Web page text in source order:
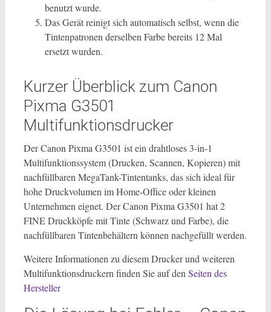
benutzt wurde.
Das Gerät reinigt sich automatisch selbst, wenn die
Tintenpatronen derselben Farbe bereits 12 Mal
ersetzt wurden.
Kurzer Überblick zum Canon
Pixma G3501
Multifunktionsdrucker
Der Canon Pixma G3501 ist ein drahtloses 3-in-1
Multifunktionssystem (Drucken, Scannen, Kopieren) mit
nachfüllbaren MegaTank-Tintentanks, das sich ideal für
hohe Druckvolumen im Home-Office oder kleinen
Unternehmen eignet. Der Canon Pixma G3501 hat 2
FINE Druckköpfe mit Tinte (Schwarz und Farbe), die
nachfüllbaren Tintenbehältern können nachgefüllt werden.
Weitere Informationen zu diesem Drucker und weiteren
Multifunktionsdruckern finden Sie auf den Seiten des
Hersteller